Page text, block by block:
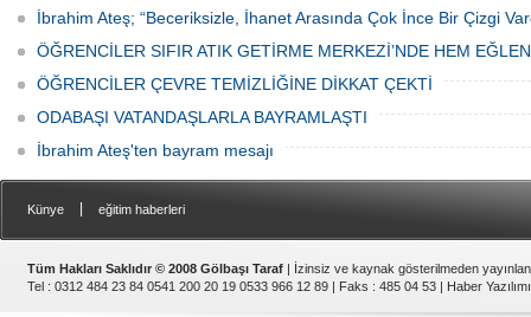
İbrahim Ateş; “Beceriksizle, İhanet Arasında Çok İnce Bir Çizgi
ÖĞRENCİLER SIFIR ATIK GETİRME MERKEZİ’NDE HEM
ÖĞRENCİLER ÇEVRE TEMİZLİĞİNE DİKKAT ÇEKTİ
ODABAŞI VATANDAŞLARLA BAYRAMLAŞTI
İbrahim Ateş'ten bayram mesajı
Künye eğitim haberleri
Tüm Hakları Saklıdır © 2008 Gölbaşı Taraf | İzinsiz ve kaynak gösterilmeden
Tel : 0312 484 23 84 0541 200 20 19 0533 966 12 89 | Faks : 485 04 53 | Haber Yazılımı